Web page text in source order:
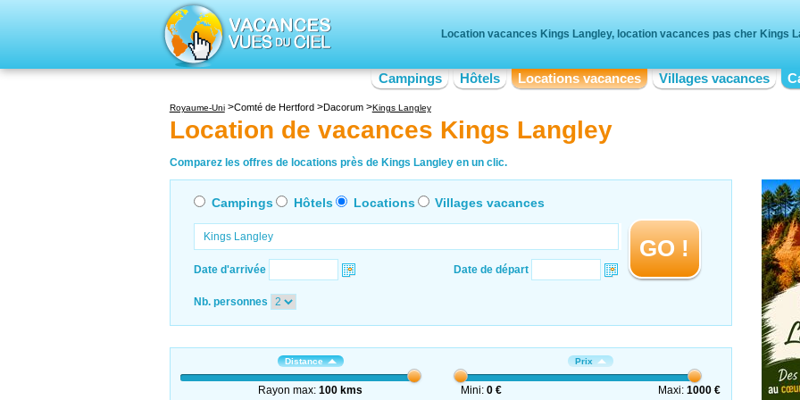
Location vacances Kings Langley, location vacances pas cher Kings
Campings Hôtels Locations vacances Villages vacances
Royaume-Uni Comté de Hertford Dacorum Kings Langley
Location de vacances Kings Langley
Comparez les offres de locations près de Kings Langley en un clic.
Campings Hôtels Locations Villages vacances
Date d'arrivée Date de départ
GO !
Nb. personnes
Distance
Rayon max:100 kms
Prix
Mini: 0 € Maxi:1000 €